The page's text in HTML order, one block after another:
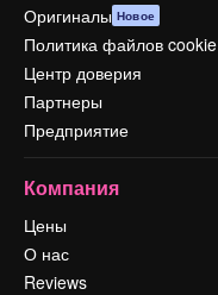
Оригиналы Новое
Политика файлов cookie
Центр доверия
Партнеры
Предприятие
Компания
Цены
О нас
Reviews